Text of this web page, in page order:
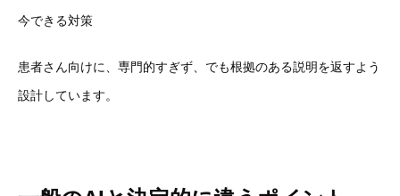
今できる対策
患者さん向けに、専門的すぎず、でも根拠のある説明を返すよう
設計しています。